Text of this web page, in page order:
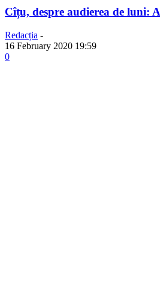
Cîțu, despre audierea de luni:
Redacția -
16 February 2020 19:59
0